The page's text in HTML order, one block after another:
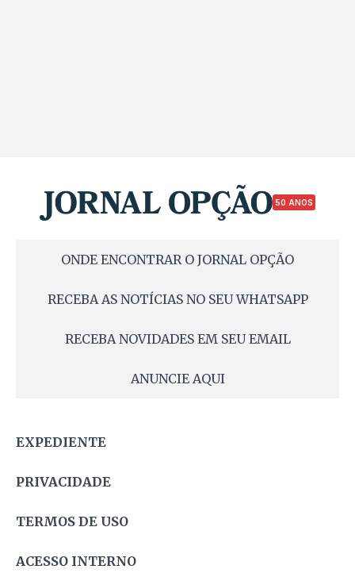
50 ANOS
ONDE ENCONTRAR O JORNAL OPÇÃO
RECEBA AS NOTÍCIAS NO SEU WHATSAPP
RECEBA NOVIDADES EM SEU EMAIL
ANUNCIE AQUI
EXPEDIENTE
PRIVACIDADE
TERMOS DE USO
ACESSO INTERNO